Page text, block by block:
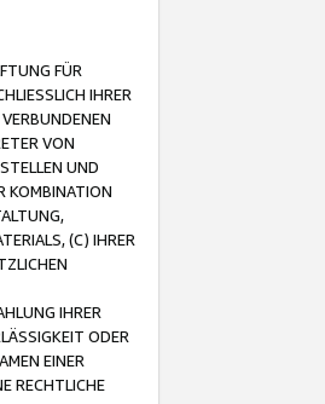
FÜR
IHRER
VON
UND
KOMBINATION
(C) IHRER
IHRER
ODER
EINER
RECHTLICHE